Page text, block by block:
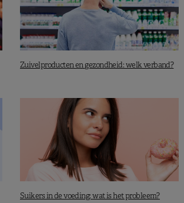
Zuivelproducten en gezondheid: welk verband?
Suikers in de voeding: wat is het probleem?